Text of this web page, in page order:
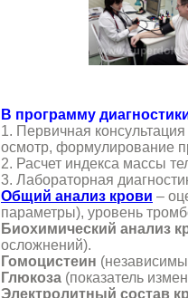
В программу
1. Первичная
осмотр, формулирование
2. Расчет индекса массы
3. Лабораторная
Общий анализ крови –
параметры), уровень
Биохимический анализ
осложнений).
Гомоцистеин
Глюкоза (показатель
Электролитный состав